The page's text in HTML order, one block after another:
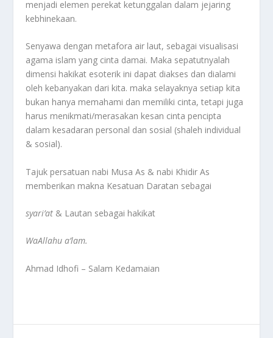
menjadi elemen perekat ketunggalan dalam jejaring
kebhinekaan.
Senyawa dengan metafora air laut, sebagai visualisasi
agama islam yang cinta damai. Maka sepatutnyalah
dimensi hakikat esoterik ini dapat diakses dan dialami
oleh kebanyakan dari kita. maka selayaknya setiap kita
bukan hanya memahami dan memiliki cinta, tetapi juga
harus menikmati/merasakan kesan cinta pencipta
dalam kesadaran personal dan sosial (shaleh individual
& sosial).
Tajuk persatuan nabi Musa As & nabi Khidir As
memberikan makna Kesatuan Daratan sebagai
syari’at & Lautan sebagai hakikat
WaAllahu a’lam.
Ahmad Idhofi – Salam Kedamaian